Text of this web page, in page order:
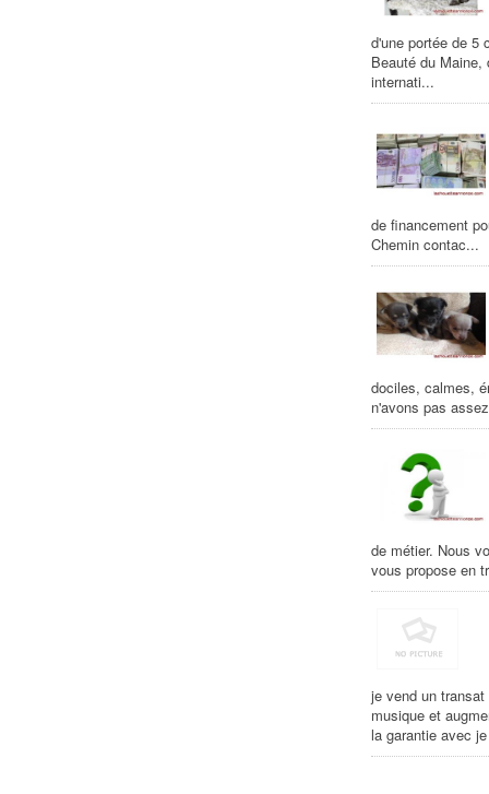
d'une portée de 5
Beauté du
internati...
de financement
Chemin contac...
dociles, calmes,
n'avons pas
de métier. Nous
vous propose en
je vend un
musique et
la garantie avec